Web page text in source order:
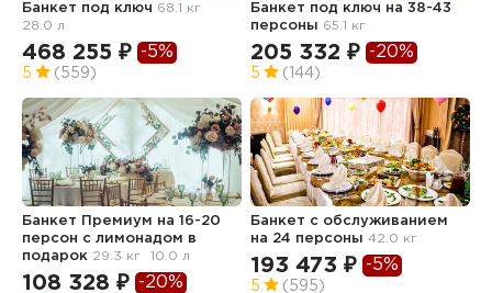
Банкет под ключ 68.1 кг
28.0 л
468 255 ₽ -5%
5 (559)
Банкет под ключ на 38-43
персоны 65.1 кг
205 332 ₽ -20%
5 (144)
Банкет Премиум на 16-20
персон с лимонадом в
подарок 29.3 кг 10.0 л
108 328 ₽ -20%
Банкет с обслуживанием
на 24 персоны42.0 кг
193 473 ₽ -5%
5 (595)